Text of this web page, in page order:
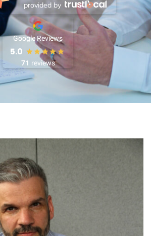
provided by
Google Reviews
5.0
71 reviews